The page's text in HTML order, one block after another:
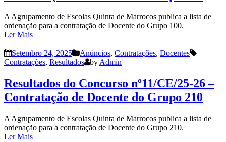
A Agrupamento de Escolas Quinta de Marrocos publica a lista de
ordenação para a contratação de Docente do Grupo 100.
Ler Mais
Setembro 24, 2025 Anúncios, Contratações, Docentes
Contratações, Resultados byAdmin
Resultados do Concurso nº11/CE/25-26 –
Contratação de Docente do Grupo 210
A Agrupamento de Escolas Quinta de Marrocos publica a lista de
ordenação para a contratação de Docente do Grupo 210.
Ler Mais